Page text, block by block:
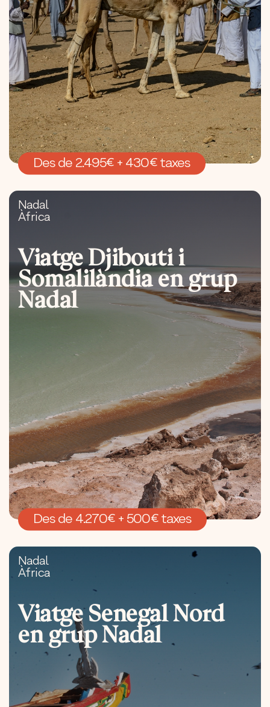
Des de 2.495€ + 430€ taxes
Nadal
Àfrica
Viatge Djibouti i
Somalilàndia en grup
Nadal
Des de 4.270€ + 500€ taxes
Nadal
Àfrica
Viatge Senegal Nord
en grup Nadal